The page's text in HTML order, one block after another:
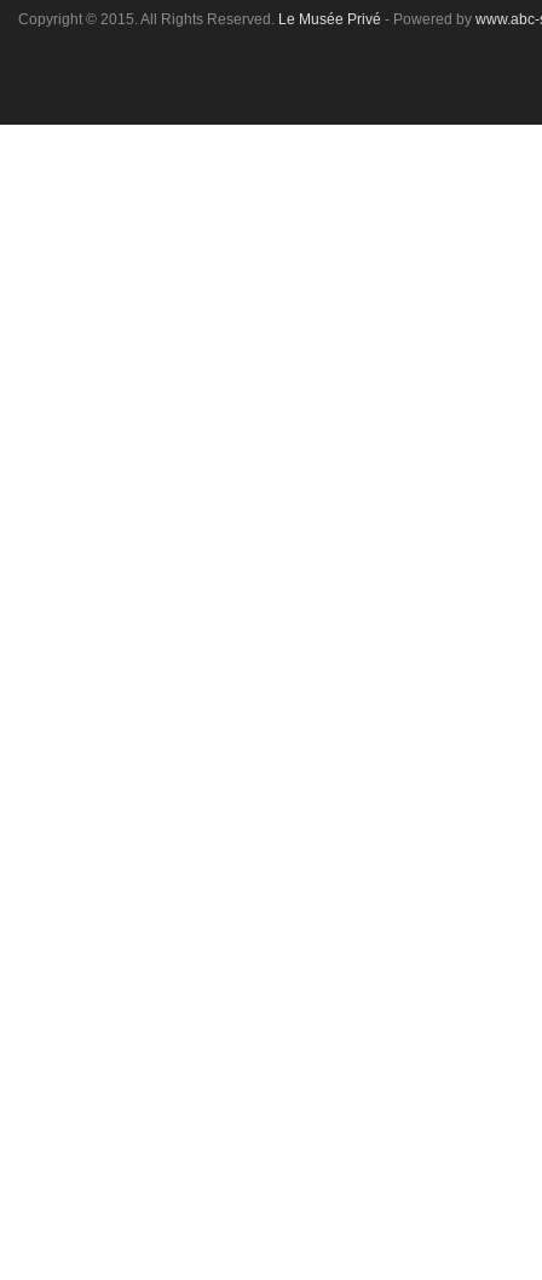
Copyright © 2015. All Rights Reserved. Le Musée Privé - Powered by